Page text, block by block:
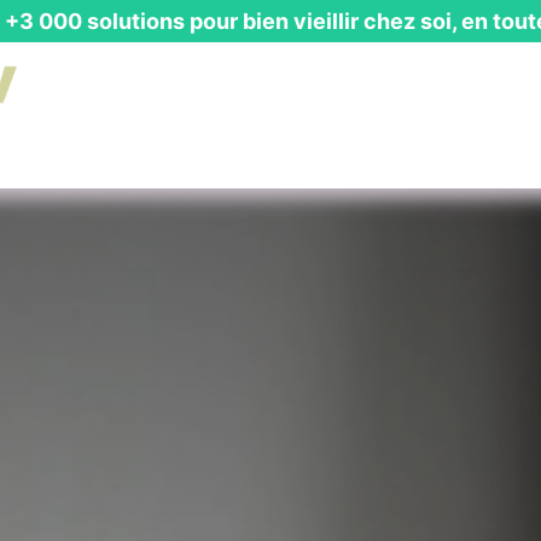
+3 000 solutions pour bien vieillir chez soi, en